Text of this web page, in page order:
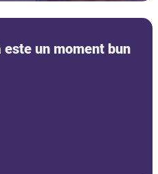
este un moment bun